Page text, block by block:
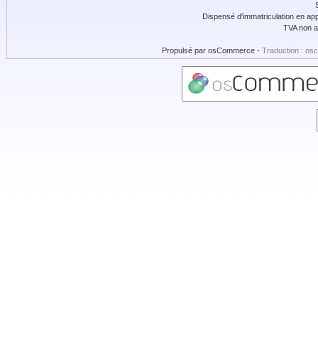
Dispensé d'immatriculation en
TVA non
Propulsé par osCommerce - Traduction :